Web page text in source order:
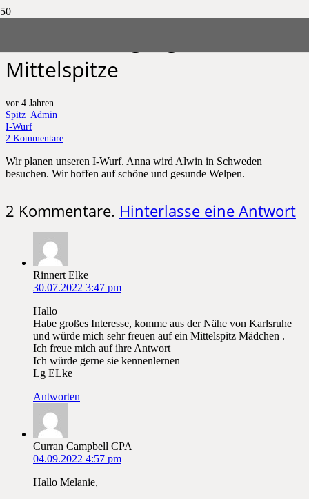
Mittelspitze
vor 4 Jahren
Spitz_Admin
I-Wurf
2 Kommentare
Wir planen unseren I-Wurf. Anna wird Alwin in Schweden
besuchen. Wir hoffen auf schöne und gesunde Welpen.
2 Kommentare. Hinterlasse eine Antwort
Rinnert Elke
30.07.2022 3:47 pm
Hallo
Habe großes Interesse, komme aus der Nähe von Karlsruhe
und würde mich sehr freuen auf ein Mittelspitz Mädchen .
Ich freue mich auf ihre Antwort
Ich würde gerne sie kennenlernen
Lg ELke
Antworten
Curran Campbell CPA
04.09.2022 4:57 pm
Hallo Melanie,